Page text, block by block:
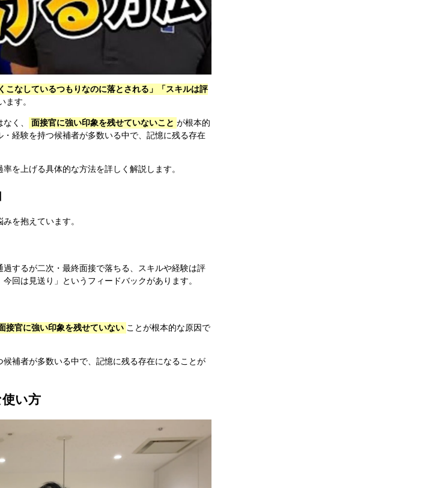
こなしているつもりなのに落とされる」「スキルは評
ます。
く、 面接官に強い印象を残せていないこと が根本的
経験を持つ候補者が多数いる中で、記憶に残る存在
を上げる具体的な方法を詳しく解説します。
を抱えています。
するが二次・最終面接で落ちる、スキルや経験は評
回は見送り」というフィードバックがあります。
接官に強い印象を残せていない ことが根本的な原因で
補者が多数いる中で、記憶に残る存在になることが
い方